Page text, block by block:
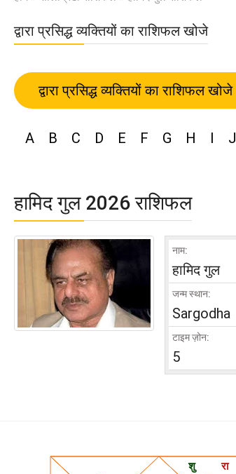
द्वारा प्रसिद्ध व्यक्तियों का राशिफल खोजे
द्वारा प्रसिद्ध व्यक्तियों का राशिफल खोजे
A B C D E F G H I J
हामिद गुल 2026 राशिफल
नाम:
हामिद गुल
जन्म स्थान:
Sargodha
टाइम ज़ोन:
5